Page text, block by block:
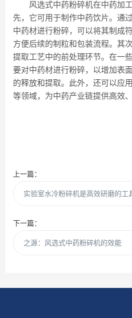
风选式中药粉碎机在中药加工
先，它可用于制作中药饮片。通
中药材进行粉碎，可以将其制成
方便后续的制粒和包装流程。其
提取工艺中的前处理环节。在一
要对中药材进行粉碎，以增加表
的释放和提取。此外，还可以应
等领域，为中药产业链提供高效
上一篇：
实验室水冷粉碎机是高效研磨的工
下一篇：
之源：风选式中药粉碎机的效能